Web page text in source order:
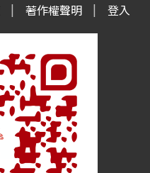
著作權聲明 登入